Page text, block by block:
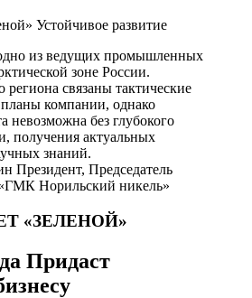
Устойчивое развитие
из ведущих промышленных
зоне России.
региона связаны тактические
планы компании, однако
невозможна без глубокого
получения актуальных
знаний.
Президент, Председатель
Норильский никель»
«ЗЕЛЕНОЙ»
Придаст